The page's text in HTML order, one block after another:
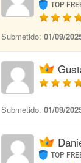
TOP
Submetido: 01/09/
Submetido: 01/09/
TOP